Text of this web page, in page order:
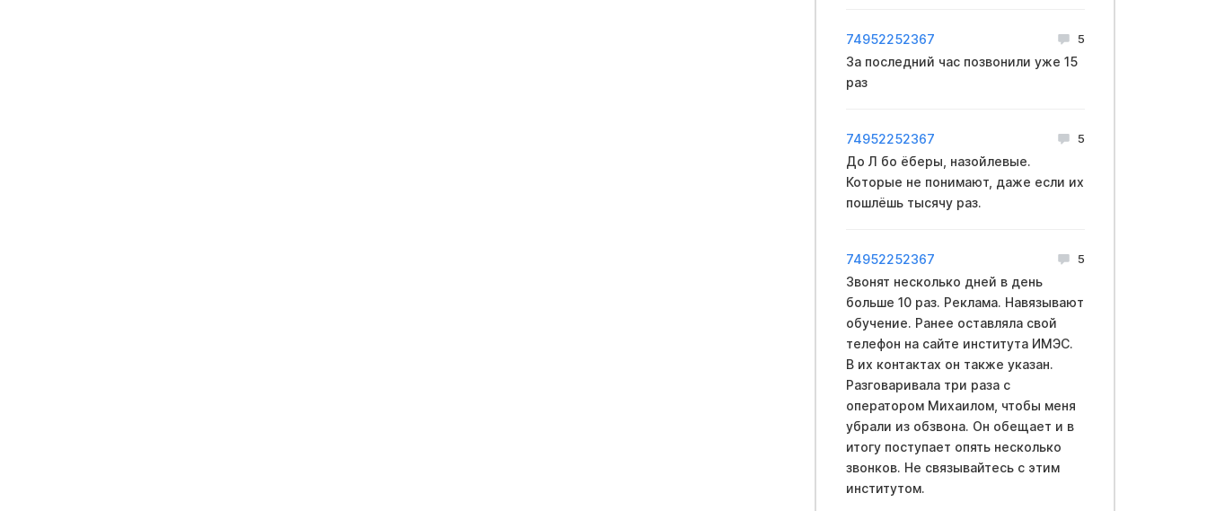
74952252367 5
За последний час позвонили уже 15
раз
74952252367 5
До Л бо ёберы, назойлевые.
Которые не понимают, даже если их
пошлёшь тысячу раз.
74952252367 5
Звонят несколько дней в день
больше 10 раз. Реклама. Навязывают
обучение. Ранее оставляла свой
телефон на сайте института ИМЭС.
В их контактах он также указан.
Разговаривала три раза с
оператором Михаилом, чтобы меня
убрали из обзвона. Он обещает и в
итогу поступает опять несколько
звонков. Не связывайтесь с этим
институтом.